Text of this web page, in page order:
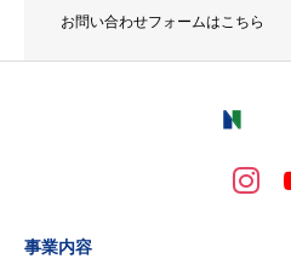
お問い合わせフォームはこちら
事業内容